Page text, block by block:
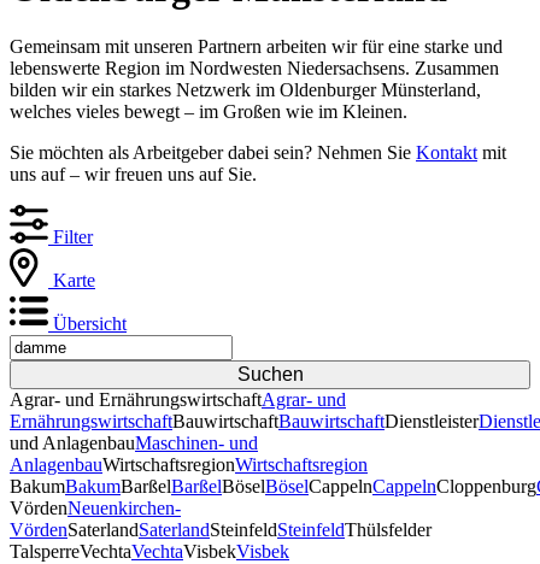
Gemeinsam mit unseren Partnern arbeiten wir für eine starke und
lebenswerte Region im Nordwesten Niedersachsens. Zusammen
bilden wir ein starkes Netzwerk im Oldenburger Münsterland,
welches vieles bewegt – im Großen wie im Kleinen.
Sie möchten als Arbeitgeber dabei sein? Nehmen Sie Kontakt mit
uns auf – wir freuen uns auf Sie.
Filter
Karte
Übersicht
Agrar- und ErnährungswirtschaftAgrar- und
ErnährungswirtschaftBauwirtschaftBauwirtschaftDienstleister
und AnlagenbauMaschinen- und
AnlagenbauWirtschaftsregionWirtschaftsregion
BakumBakumBarßelBarßelBöselBöselCappelnCappelnCloppenburg
VördenNeuenkirchen-
VördenSaterlandSaterlandSteinfeldSteinfeldThülsfelder
TalsperreVechtaVechtaVisbekVisbek